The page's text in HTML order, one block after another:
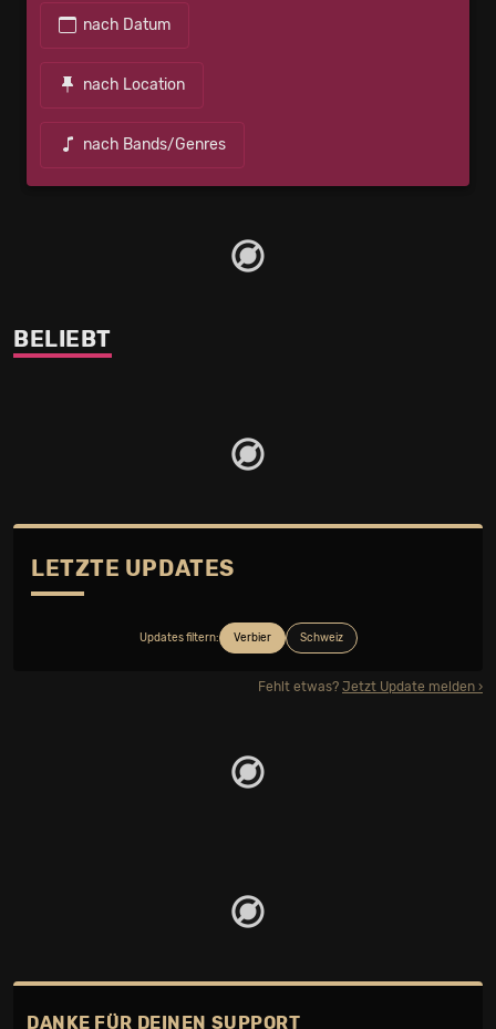
nach Datum
nach Location
nach Bands/Genres
BELIEBT
LETZTE UPDATES
Updates filtern: Verbier Schweiz
Fehlt etwas? Jetzt Update melden
DANKE FÜR DEINEN SUPPORT